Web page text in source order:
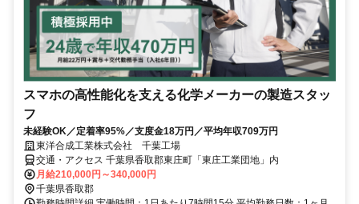
スマホの高性能化を支える化学メーカーの製造スタッ
フ
未経験OK／定着率95%／支度金18万円／平均年収709万円
東洋合成工業株式会社 千葉工場
交通・アクセス 千葉県香取郡東庄町「東庄工業団地」内
月給210,000円～340,000円
千葉県香取郡